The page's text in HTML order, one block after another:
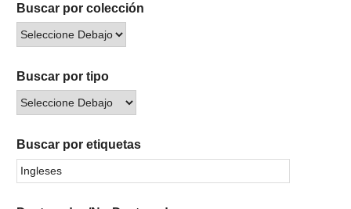
Buscar por colección
Buscar por tipo
Buscar por etiquetas